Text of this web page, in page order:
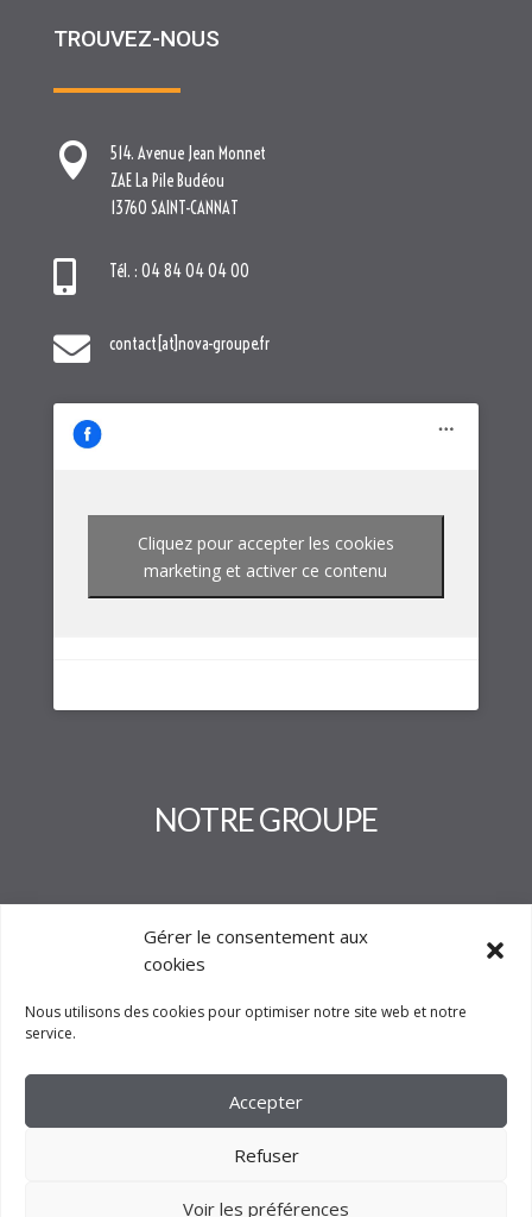
Gérer le consentement aux
cookies
Nous utilisons des cookies pour optimiser notre site web et notre
service.
Accepter
Refuser
Voir les préférences
TROUVEZ-NOUS

514. Avenue Jean Monnet
ZAE La Pile Budéou
13760 SAINT-CANNAT
 Tél. : 04 84 04 04 00
 contact[at]nova-groupe.fr
Cliquez pour accepter les cookies
marketing et activer ce contenu
NOTRE GROUPE